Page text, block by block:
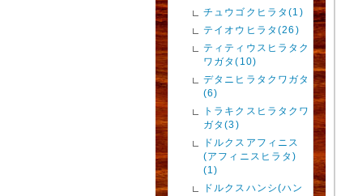
チュウゴクヒラタ(1)
テイオウヒラタ(26)
ティティウスヒラタク
ワガタ(10)
デタニヒラタクワガタ
(6)
トラキクスヒラタクワ
ガタ(3)
ドルクスアフィニス
(アフィニスヒラタ)
(1)
ドルクスハンシ(ハン